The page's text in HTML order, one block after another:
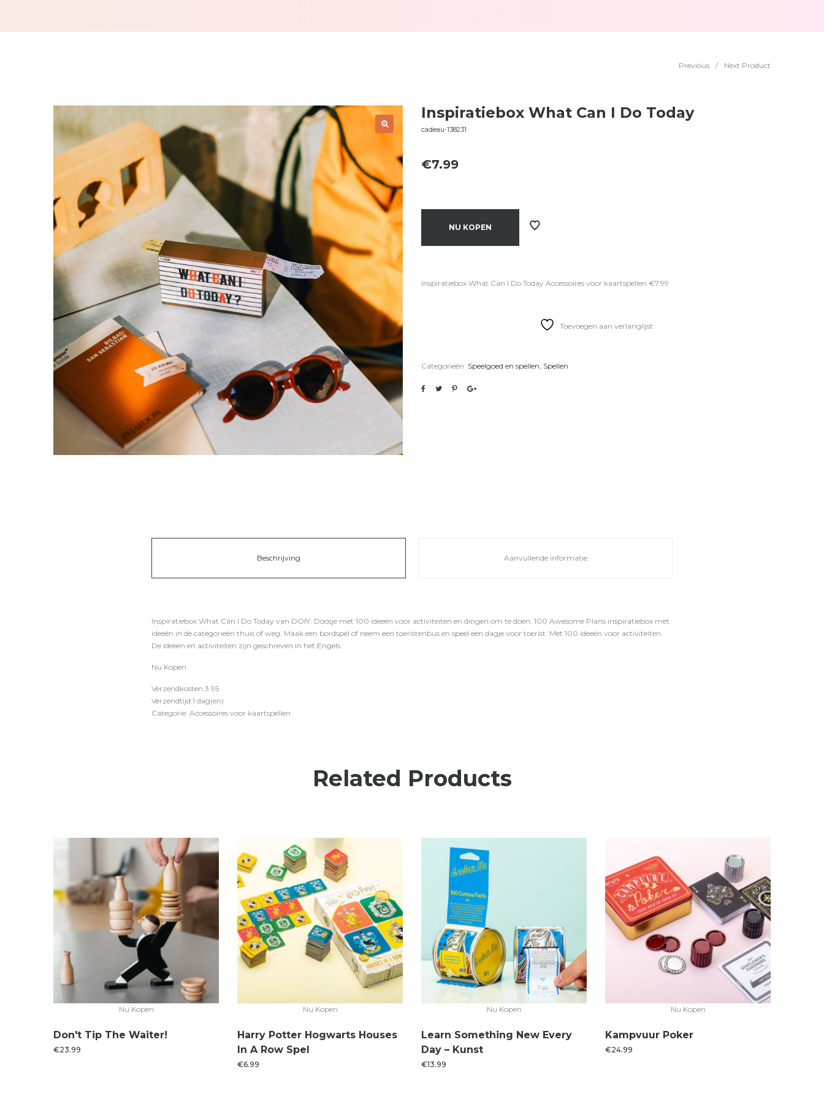
Previous / Next Product
Inspiratiebox What Can I Do Today
cadeau-138231
€7.99
NU KOPEN
Inspiratiebox What Can I Do Today Accessoires voor kaartspellen €7.99
Toevoegen aan verlanglijst
Categorieën: Speelgoed en spellen, Spellen
Beschrijving Aanvullende informatie
Inspiratiebox What Can I Do Today van DOIY. Doosje met 100 ideeën voor activiteiten en dingen om te doen. 100 Awesome Plans inspiratiebox met
ideeën in de categorieën thuis of weg. Maak een bordspel of neem een toeristenbus en speel een dagje voor toerist. Met 100 ideeën voor activiteiten.
De ideeën en activiteiten zijn geschreven in het Engels.
Nu Kopen
Verzendkosten:3.95
Verzendtijd:1 dag(en)
Categorie: Accessoires voor kaartspellen
Related Products
Nu Kopen
Don't Tip The Waiter!
€23.99
Nu Kopen
Harry Potter Hogwarts Houses
In A Row Spel
€6.99
Nu Kopen
Learn Something New Every
Day – Kunst
€13.99
Nu Kopen
Kampvuur Poker
€24.99